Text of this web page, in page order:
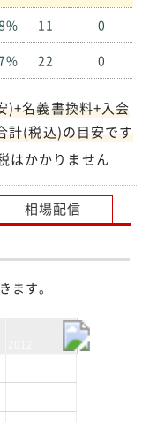
11
0
22 0
)+名義書換料+入会
計(税込)の目安です
はかかりません
相場配信
ます。